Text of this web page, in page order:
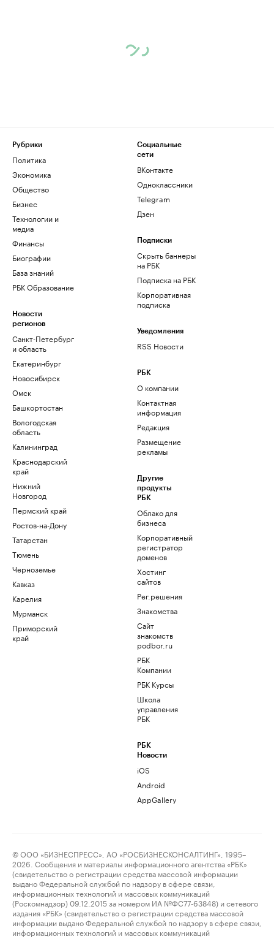
Рубрики
Политика
Экономика
Общество
Бизнес
Технологии и
медиа
Финансы
Биографии
База знаний
РБК Образование
Новости
регионов
Санкт-Петербург
и область
Екатеринбург
Новосибирск
Омск
Башкортостан
Вологодская
область
Калининград
Краснодарский
край
Нижний
Новгород
Пермский край
Ростов-на-Дону
Татарстан
Тюмень
Черноземье
Кавказ
Карелия
Мурманск
Приморский
край
Социальные
сети
ВКонтакте
Одноклассники
Telegram
Дзен
Подписки
Скрыть баннеры
на РБК
Подписка на РБК
Корпоративная
подписка
Уведомления
RSS Новости
РБК
О компании
Контактная
информация
Редакция
Размещение
рекламы
Другие
продукты
РБК
Облако для
бизнеса
Корпоративный
регистратор
доменов
Хостинг
сайтов
Рег.решения
Знакомства
Сайт
знакомств
podbor.ru
РБК
Компании
РБК Курсы
Школа
управления
РБК
РБК
Новости
iOS
Android
AppGallery
© ООО «БИЗНЕСПРЕСС», АО «РОСБИЗНЕСКОНСАЛТИНГ», 1995–
2026. Сообщения и материалы информационного агентства «РБК»
(свидетельство о регистрации средства массовой информации
выдано Федеральной службой по надзору в сфере связи,
информационных технологий и массовых коммуникаций
(Роскомнадзор) 09.12.2015 за номером ИА №ФС77-63848) и сетевого
издания «РБК» (свидетельство о регистрации средства массовой
информации выдано Федеральной службой по надзору в сфере связи,
информационных технологий и массовых коммуникаций